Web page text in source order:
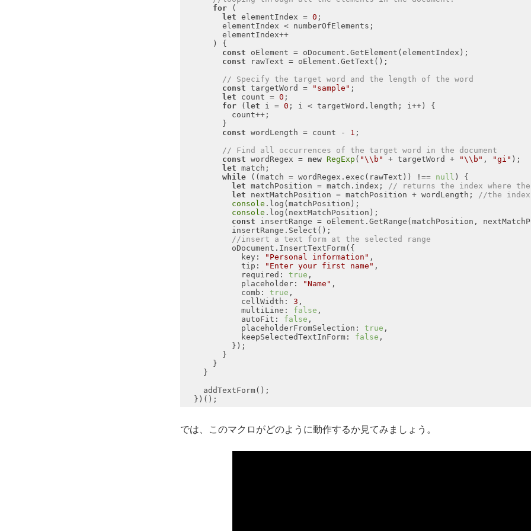
for
let elementIndex = 0
        elementIndex++
const
const
// Specify the target word and the length of the word
const targetWord = "sample"
let count = 0
for (let i = 0
const wordLength = count - 1
// Find all occurrences of the target word in the document
const wordRegex = new RegExp ( "\\b" + targetWord + "\\b" , "gi"
let
while ((match = wordRegex.exec(rawText)) !== null
let matchPosition = match.index;
// returns the index where
let nextMatchPosition = matchPosition + wordLength;
//the index
console
console
const
//insert a text form at the selected range
key : "Personal information"
tip : "Enter your first name"
required : true
placeholder: "Name"
comb : true
cellWidth : 3
multiLine : false
autoFit : false
placeholderFromSelection : true
keepSelectedTextInForm: false
では、このマクロがどのように動作するか見てみましょう。